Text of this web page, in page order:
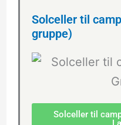
Solceller til
gruppe)
Solceller til